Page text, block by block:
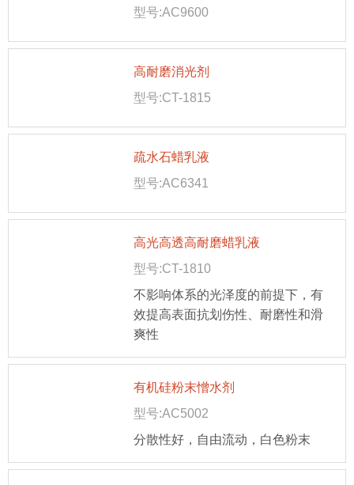
型号:AC9600
高耐磨消光剂
型号:CT-1815
疏水石蜡乳液
型号:AC6341
高光高透高耐磨蜡乳液
型号:CT-1810
不影响体系的光泽度的前提下，有
效提高表面抗划伤性、耐磨性和滑
爽性
有机硅粉末憎水剂
型号:AC5002
分散性好，自由流动，白色粉末